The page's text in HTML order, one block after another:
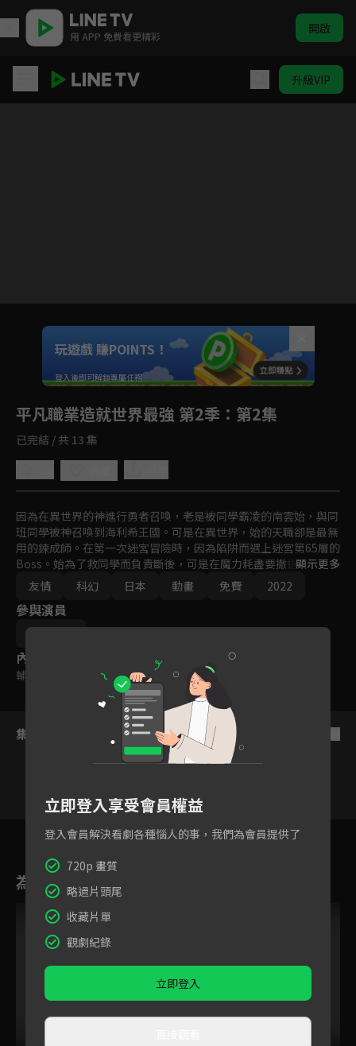
用 APP 免費看更精彩 開啟
升級VIP
Unmute
如有不便請見諒
玩遊戲 賺POINTS！
登入後即可解鎖專屬任務
平凡職業造就世界最強 第2季 ：第2集
已完結 / 共 13 集
因為在異世界的神進行勇者召喚，老是被同學霸凌的南雲始，與同
班同學被神召喚到海利希王國。可是在異世界，始的天職卻是最無
用的鍊成師。在第一次迷宮冒險時，因為陷阱而遇上迷宮第65層的
Boss。始為了救同學而負責斷後，可是在魔力耗盡要撤退時，被
某位同學放火球偷襲，因而與第65層的Boss一起掉入迷宮的深
處。在迷宮深處與吸血姬月相遇，之後為了回到故鄉地球兩人攜手
決意而踏上旅途。
顯示更多
友情
科幻 日本 動畫 免費 2022
參與演員
內容標籤
輔導十二歲級
集數列表
2 3 4 5
為您推薦
立即登入享受會員權益
登入會員解決看劇各種惱人的事，我們為會員提供了
720p 畫質
略過片頭尾
收藏片單
觀劇紀錄
立即登入